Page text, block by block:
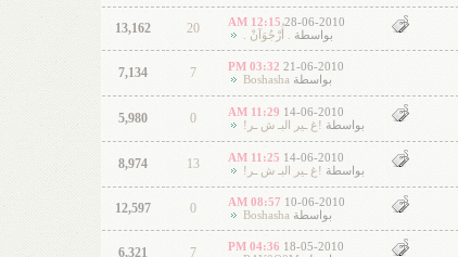
28-06-2010
12:15 AM
بواسطة
. أُرْجُوَآنْ . 20
13,162
21-06-2010
03:32 PM
بواسطة Boshasha
7
7,134
14-06-2010
11:29 AM
بواسطة !غ ـير البـ ش ـر! 0
5,980
14-06-2010
11:25 AM
بواسطة !غ ـير البـ ش ـر! 13
8,974
10-06-2010
08:57 AM
بواسطة Boshasha
0
12,597
18-05-2010
04:36 PM
7
6,321